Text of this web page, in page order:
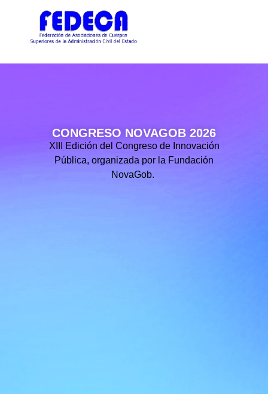
CONGRESO NOVAGOB 2026
XIII Edición del Congreso de Innovación
Pública, organizada por la Fundación
NovaGob.